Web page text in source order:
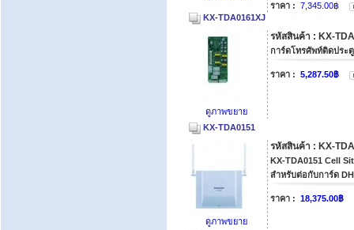
ราคา : 7,345.00฿
KX-TDA0161XJ
ดูภาพขยาย
รหัสสินค้า : KX-
การ์ดโทรศัพท์ติดประ
ราคา : 5,287.50฿
KX-TDA0151
ดูภาพขยาย
รหัสสินค้า : KX-
KX-TDA0151 Cell
สำหรับต่อกับการ์ด
ราคา : 18,375.00฿